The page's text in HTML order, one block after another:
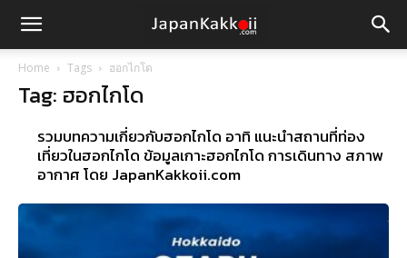
Home Tags ฮอกไกโด
Tag: ฮอกไกโด
รวมบทความเกี่ยวกับฮอกไกโด อาทิ แนะนำสถานที่ท่อง
เที่ยวในฮอกไกโด ข้อมูลเกาะฮอกไกโด การเดินทาง สภาพ
อากาศ โดย JapanKakkoii.com